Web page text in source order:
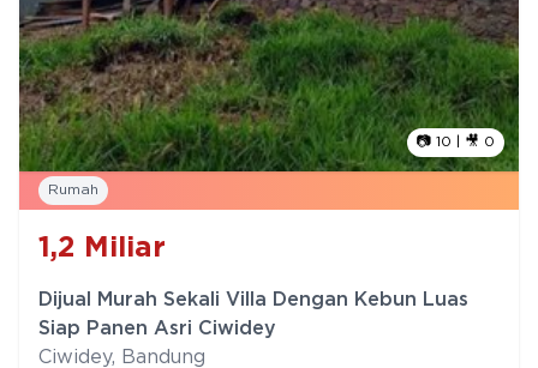
📷 10 | 🎥 0
Rumah
1,2 Miliar
Dijual Murah Sekali Villa Dengan Kebun Luas
Siap Panen Asri Ciwidey
Ciwidey, Bandung